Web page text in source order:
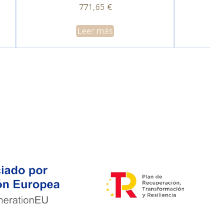
771,65 €
Leer más